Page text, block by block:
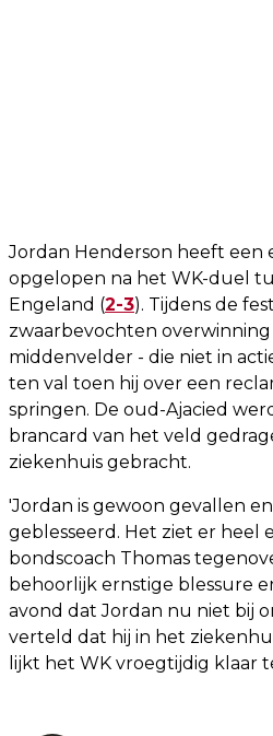
Jordan Henderson heeft een
opgelopen na het WK-duel
Engeland (2-3). Tijdens de
zwaarbevochten
middenvelder - die niet in
ten val toen hij over een
springen. De oud-Ajacied
brancard van het veld
ziekenhuis gebracht.
'Jordan is gewoon gevallen
geblesseerd. Het ziet er heel
bondscoach Thomas
behoorlijk ernstige blessure
avond dat Jordan nu niet bij
verteld dat hij in het
lijkt het WK vroegtijdig klaar